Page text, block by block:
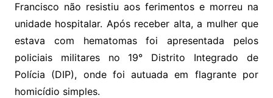
Francisco não resistiu aos ferimentos e morreu na
unidade hospitalar. Após receber alta, a mulher que
estava com hematomas foi apresentada pelos
policiais militares no 19° Distrito Integrado de
Polícia (DIP), onde foi autuada em flagrante por
homicídio simples.